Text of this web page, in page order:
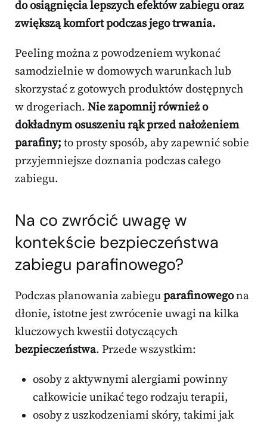
do osiągnięcia lepszych efektów zabiegu oraz
zwiększą komfort podczas jego trwania.
Peeling można z powodzeniem wykonać
samodzielnie w domowych warunkach lub
skorzystać z gotowych produktów dostępnych
w drogeriach. Nie zapomnij również o
dokładnym osuszeniu rąk przed nałożeniem
parafiny; to prosty sposób, aby zapewnić sobie
przyjemniejsze doznania podczas całego
zabiegu.
Na co zwrócić uwagę w
kontekście bezpieczeństwa
zabiegu parafinowego?
Podczas planowania zabieguparafinowegona
dłonie, istotne jest zwrócenie uwagi na kilka
kluczowych kwestii dotyczących
bezpieczeństwa. Przede wszystkim:
osoby z aktywnymi alergiami powinny
całkowicie unikać tego rodzaju terapii,
osoby z uszkodzeniami skóry, takimi jak